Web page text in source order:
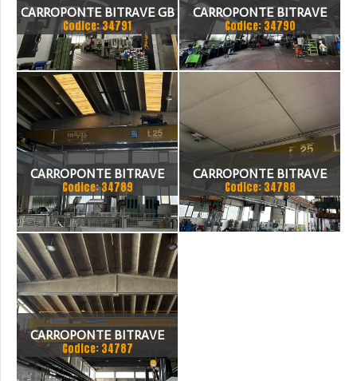
CARROPONTE BITRAVE GB
8 TON SCARTAMENTO
17000 MM
Codice: 34791
CARROPONTE BITRAVE
MARTE 20 TON
SCARTAMENTO 17000 MM
ANNO 1997
Codice: 34790
CARROPONTE BITRAVE
MARTE 25 TON
SCARTAMENTO 16000 MM
Codice: 34789
CARROPONTE BITRAVE
MARTE 25 TON
SCARTAMENTO 14000 MM
Codice: 34788
CARROPONTE BITRAVE
SICC 30 TON
Codice: 34787